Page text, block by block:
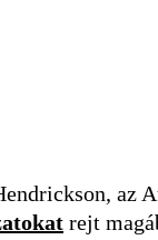
az
rejt